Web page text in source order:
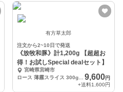
有方草太郎
注文から2~10日で発送
《放牧和豚》計1,200g 【超超お
得！お試しSpecial dealセット】
宮崎県宮崎市
ロース 薄霧スライス 300g バラ 5mmスライス 300g ミンチ 300g×2
9,600円
+送料1,600円